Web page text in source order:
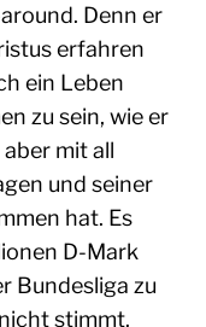
Denn er
erfahren
ein Leben
zu sein, wie er
mit all
und seiner
hat. Es
D-Mark
Bundesliga zu
stimmt.